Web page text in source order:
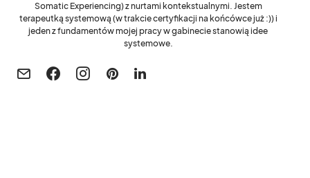
Somatic Experiencing) z nurtami kontekstualnymi. Jestem
terapeutką systemową (w trakcie certyfikacji na końcówce już :)) i
jeden z fundamentów mojej pracy w gabinecie stanowią idee
systemowe.